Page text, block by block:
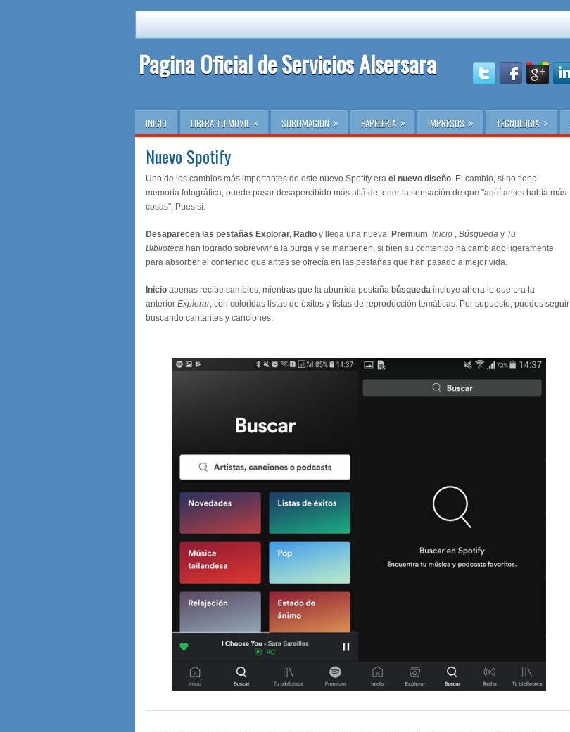
Pagina Oficial de Servicios Alsersara
INICIO LIBERA TU MOVIL » SUBLIMACION » PAPELERIA » IMPRESOS » TECNOLOGIA »
Nuevo Spotify
Uno de los cambios más importantes de este nuevo Spotify era el nuevo diseño. El cambio, si no tiene
memoria fotográfica, puede pasar desapercibido más allá de tener la sensación de que "aquí antes había más
cosas". Pues sí.
Desaparecen las pestañas Explorar, Radio y llega una nueva, Premium. Inicio , Búsqueda y Tu
Biblioteca han logrado sobrevivir a la purga y se mantienen, si bien su contenido ha cambiado ligeramente
para absorber el contenido que antes se ofrecía en las pestañas que han pasado a mejor vida.
Inicio apenas recibe cambios, mientras que la aburrida pestaña búsqueda incluye ahora lo que era la
anterior Explorar, con coloridas listas de éxitos y listas de reproducción temáticas. Por supuesto, puedes seguir
buscando cantantes y canciones.